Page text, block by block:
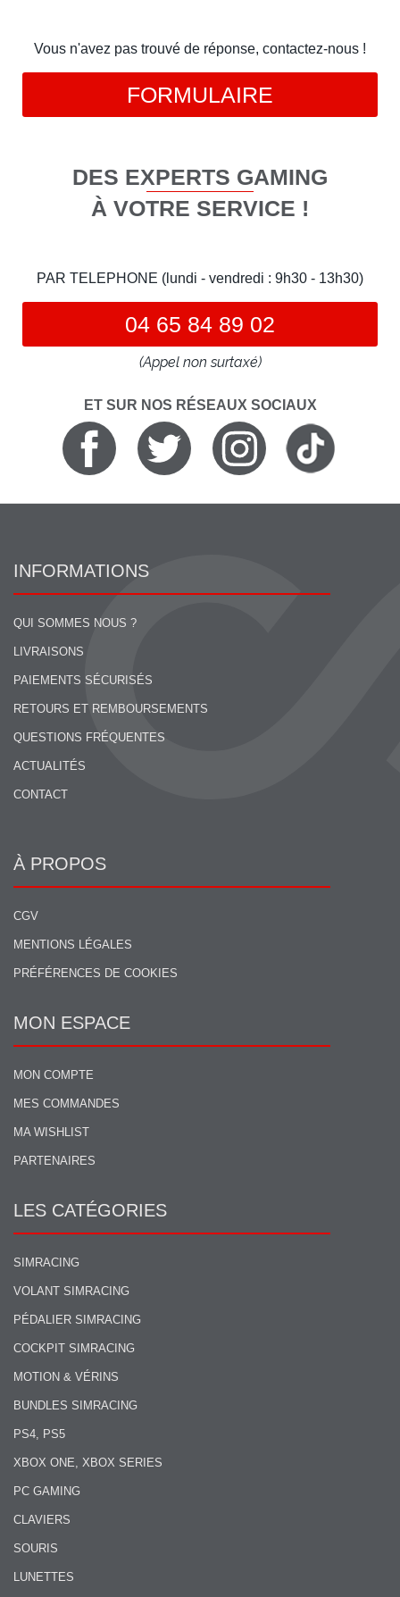
Vous n'avez pas trouvé de réponse, contactez-nous !
FORMULAIRE
DES EXPERTS GAMING
À VOTRE SERVICE !
PAR TELEPHONE (lundi - vendredi : 9h30 - 13h30)
04 65 84 89 02
(Appel non surtaxé)
ET SUR NOS RÉSEAUX SOCIAUX
INFORMATIONS
QUI SOMMES NOUS ?
LIVRAISONS
PAIEMENTS SÉCURISÉS
RETOURS ET REMBOURSEMENTS
QUESTIONS FRÉQUENTES
ACTUALITÉS
CONTACT
À PROPOS
CGV
MENTIONS LÉGALES
PRÉFÉRENCES DE COOKIES
MON ESPACE
MON COMPTE
MES COMMANDES
MA WISHLIST
PARTENAIRES
LES CATÉGORIES
SIMRACING
VOLANT SIMRACING
PÉDALIER SIMRACING
COCKPIT SIMRACING
MOTION & VÉRINS
BUNDLES SIMRACING
PS4, PS5
XBOX ONE, XBOX SERIES
PC GAMING
CLAVIERS
SOURIS
LUNETTES